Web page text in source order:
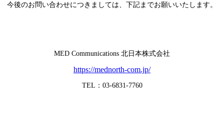
今後のお問い合わせにつきましては、下記までお願いいたします。
MED Communications 北日本株式会社
https://mednorth-com.jp/
TEL：03-6831-7760